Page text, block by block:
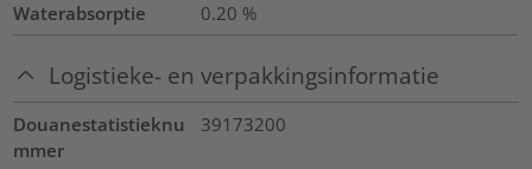
Waterabsorptie
0.20 %
Logistieke- en verpakkingsinformatie
Douanestatistieknu
mmer
39173200